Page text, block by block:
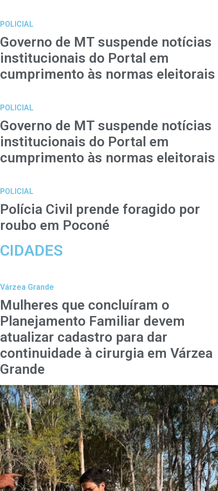
POLICIAL
Governo de MT suspende notícias
institucionais do Portal em
cumprimento às normas eleitorais
POLICIAL
Governo de MT suspende notícias
institucionais do Portal em
cumprimento às normas eleitorais
POLICIAL
Polícia Civil prende foragido por
roubo em Poconé
CIDADES
Várzea Grande
Mulheres que concluíram o
Planejamento Familiar devem
atualizar cadastro para dar
continuidade à cirurgia em Várzea
Grande